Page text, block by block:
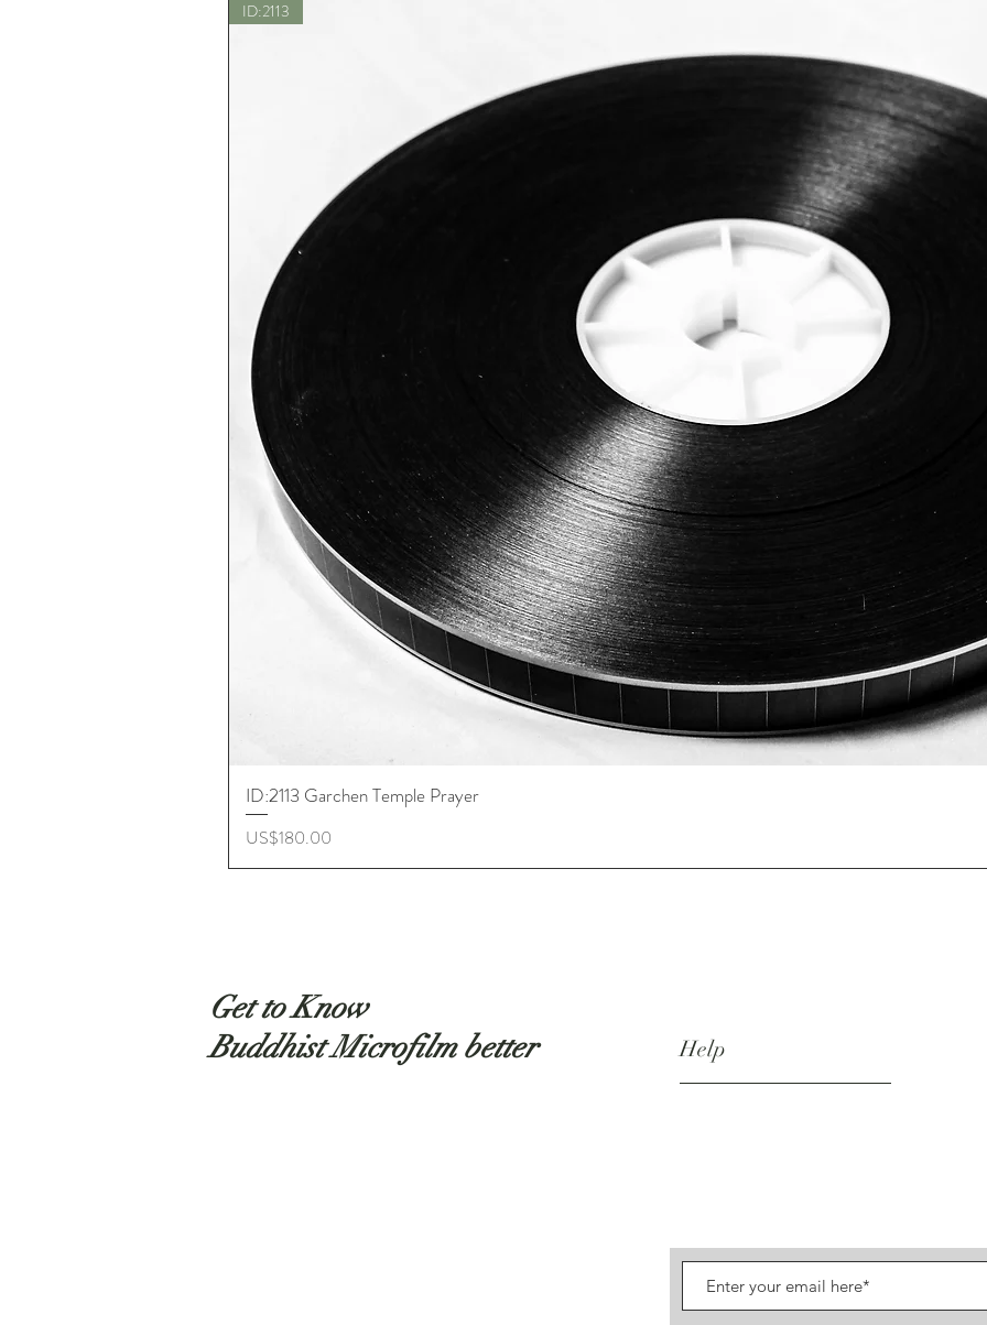
ID:2113
ID:2113 Garchen Temple Prayer
ราคา
US$180.00
Get to Know
Buddhist Microfilm better
Help